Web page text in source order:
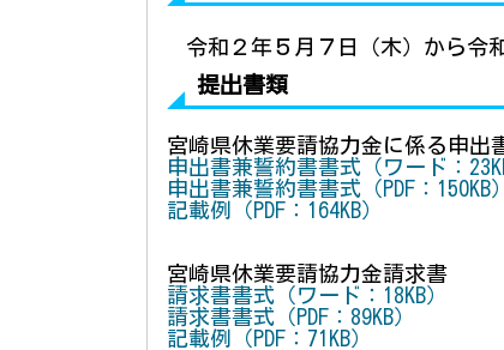
令和２年５月７日（木）から令
提出書類
宮崎県休業要請協力金に係る申出
申出書兼誓約書書式（ワード：
申出書兼誓約書書式（PDF：150KB）
記載例（PDF：164KB）
宮崎県休業要請協力金請求書
請求書書式（ワード：18KB）
請求書書式（PDF：89KB）
記載例（PDF：71KB）